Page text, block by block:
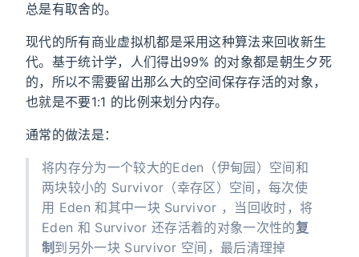
总是有取舍的。
现代的所有商业虚拟机都是采用这种算法来回收新生
代。基于统计学，人们得出99% 的对象都是朝生夕死
的，所以不需要留出那么大的空间保存存活的对象，
也就是不要1:1 的比例来划分内存。
通常的做法是：
将内存分为一个较大的Eden（伊甸园）空间和
两块较小的 Survivor（幸存区）空间，每次使
用 Eden 和其中一块 Survivor ，当回收时，将
Eden 和 Survivor 还存活着的对象一次性的复
制 到另外一块 Survivor 空间，最后清理掉